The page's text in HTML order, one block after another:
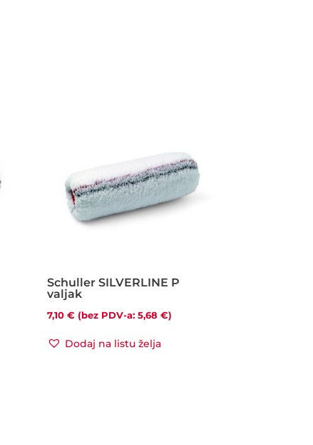
Schuller SILVERLINE P
valjak
7,10€ (bez PDV-a:5,68€)
Dodaj na listu želja